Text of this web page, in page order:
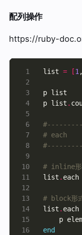
配列操作
https://ruby-
1
3
4
5
6
7
8
9
10
11
13
14
15
16
list = [1,
p list .
# each
# inline形
list .
# block形
list . each
end